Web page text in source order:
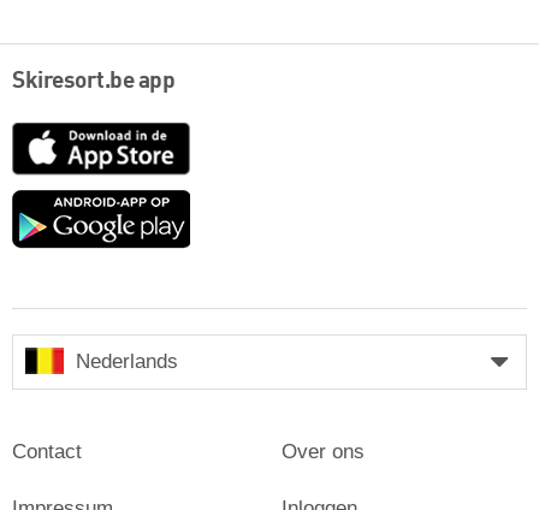
Skiresort.be app
App
Google
Nederlands
Contact Over ons